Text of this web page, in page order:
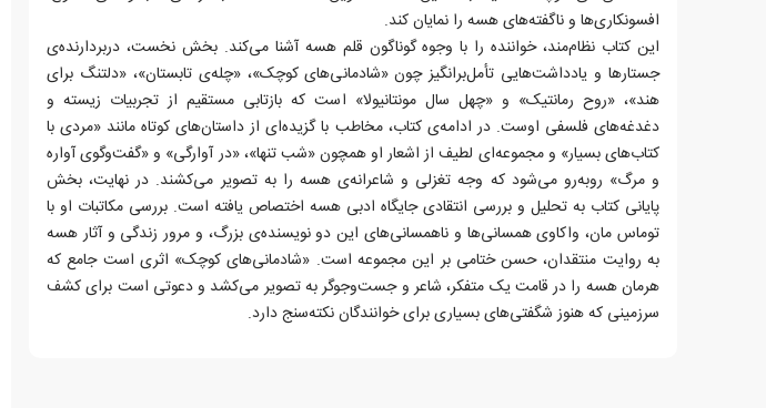
افسونکاری‌ها و ناگفته‌های هسه را نمایان کند.
این کتاب نظام‌مند، خواننده را با وجوه گوناگون قلم هسه آشنا می‌کند. بخش نخست، دربردارنده‌ی
جستارها و یادداشت‌هایی تأمل‌برانگیز چون «شادمانی‌های کوچک»، «چله‌ی تابستان»، «دلتنگ برای
هند»، «روح رمانتیک» و «چهل سال مونتانیولا» است که بازتابی مستقیم از تجربیات زیسته و
دغدغه‌های فلسفی اوست. در ادامه‌ی کتاب، مخاطب با گزیده‌ای از داستان‌های کوتاه مانند «مردی با
کتاب‌های بسیار» و مجموعه‌ای لطیف از اشعار او همچون «شب تنها»، «در آوارگی» و «گفت‌وگوی آواره
و مرگ» روبه‌رو می‌شود که وجه تغزلی و شاعرانه‌ی هسه را به تصویر می‌کشند. در نهایت، بخش
پایانی کتاب به تحلیل و بررسی انتقادی جایگاه ادبی هسه اختصاص یافته است. بررسی مکاتبات او با
توماس مان، واکاوی همسانی‌ها و ناهمسانی‌های این دو نویسنده‌ی بزرگ، و مرور زندگی و آثار هسه
به روایت منتقدان، حسن‌ ختامی بر این مجموعه است. «شادمانی‌های کوچک» اثری است جامع که
هرمان هسه را در قامت یک متفکر، شاعر و جست‌وجوگر به تصویر می‌کشد و دعوتی است برای کشف
سرزمینی که هنوز شگفتی‌های بسیاری برای خوانندگان نکته‌سنج دارد.